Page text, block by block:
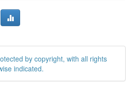
by copyright, with all rights
indicated.